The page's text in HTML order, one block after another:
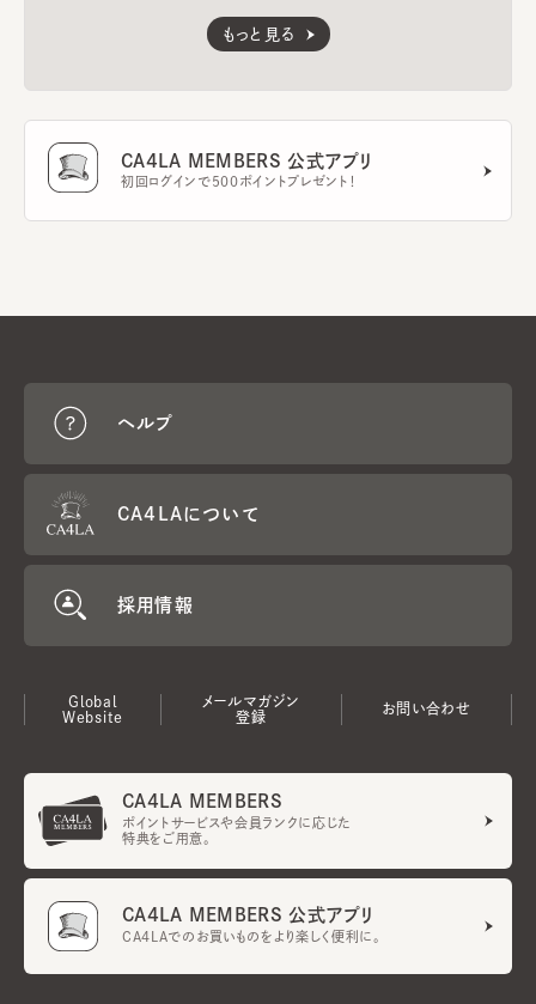
もっと見る
CA4LA MEMBERS 公式アプリ
初回ログインで500ポイントプレゼント！
ヘルプ
CA4LAについて
採用情報
Global
Website
メールマガジン
登録
お問い合わせ
CA4LA MEMBERS
ポイントサービスや会員ランクに応じた
特典をご用意。
CA4LA MEMBERS 公式アプリ
CA4LAでのお買いものをより楽しく便利に。